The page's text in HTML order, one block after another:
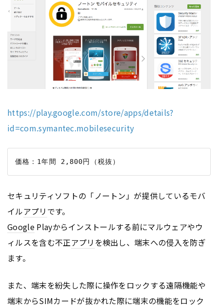
https://play.google.com/store/apps/details?
id=com.symantec.mobilesecurity
セキュリティソフトの「ノートン」が提供しているモバ
イルアプリ です。
GooglePlayからインストールする前にマルウェアやウ
ィルスを含む不正アプリ を検出し、端末への侵入を防ぎ
ます。
また、端末を紛失した際に操作をロックする遠隔機能や
端末からSIMカードが抜かれた際に端末の機能をロック